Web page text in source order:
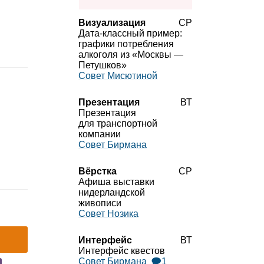
Визуализация
Дата‑классный пример:
графики потребления
алкоголя из «Москвы —
Петушков»
Совет Мисютиной
СР
Презентация
Презентация
для транспортной
компании
Совет Бирмана
ВТ
Вёрстка
Афиша выставки
нидерландской
живописи
Совет Нозика
СР
Интерфейс
Интерфейс квестов
Совет Бирмана 🗩1
ВТ